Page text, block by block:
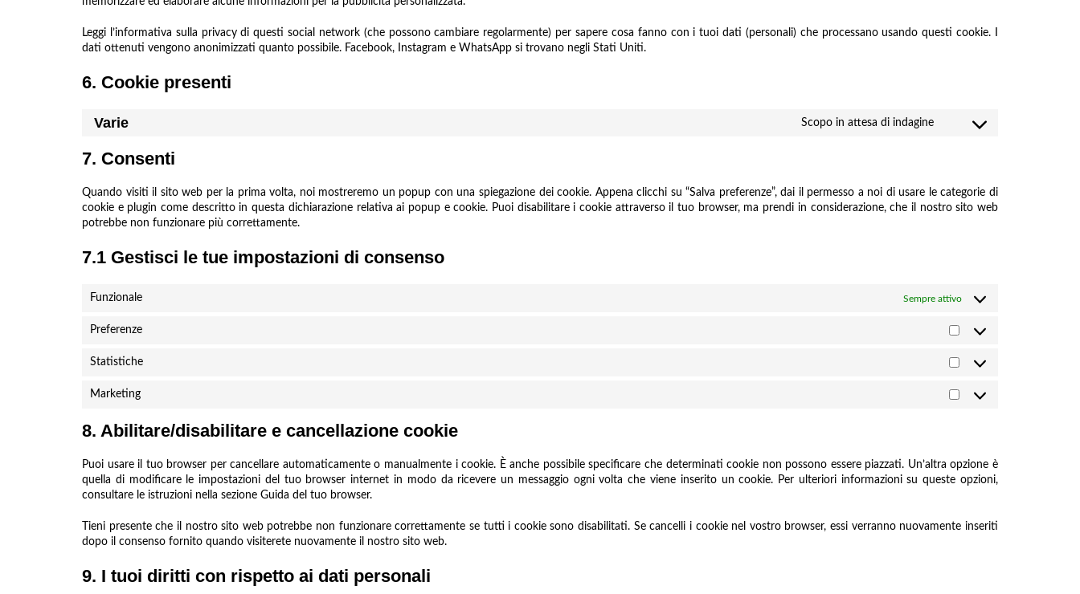
Leggi l’informativa sulla privacy di questi social network (che possono cambiare regolarmente) per sapere cosa fanno con i tuoi dati (personali) che processano usando questi cookie. I
dati ottenuti vengono anonimizzati quanto possibile. Facebook, Instagram e WhatsApp si trovano negli Stati Uniti.
6. Cookie presenti
Varie Scopo in attesa di indagine
Consent
7. Consenti
Quando visiti il sito web per la prima volta, noi mostreremo un popup con una spiegazione dei cookie. Appena clicchi su “Salva preferenze”, dai il permesso a noi di usare le categorie di
cookie e plugin come descritto in questa dichiarazione relativa ai popup e cookie. Puoi disabilitare i cookie attraverso il tuo browser, ma prendi in considerazione, che il nostro sito web
potrebbe non funzionare più correttamente.
7.1 Gestisci le tue impostazioni di consenso
Funzionale Sempre attivo
Preferenze
Preferenze
Statistiche
Statistiche
Marketing
Marketing
8. Abilitare/disabilitare e cancellazione cookie
Puoi usare il tuo browser per cancellare automaticamente o manualmente i cookie. È anche possibile specificare che determinati cookie non possono essere piazzati. Un’altra opzione è
quella di modificare le impostazioni del tuo browser internet in modo da ricevere un messaggio ogni volta che viene inserito un cookie. Per ulteriori informazioni su queste opzioni,
consultare le istruzioni nella sezione Guida del tuo browser.
Tieni presente che il nostro sito web potrebbe non funzionare correttamente se tutti i cookie sono disabilitati. Se cancelli i cookie nel vostro browser, essi verranno nuovamente inseriti
dopo il consenso fornito quando visiterete nuovamente il nostro sito web.
9. I tuoi diritti con rispetto ai dati personali